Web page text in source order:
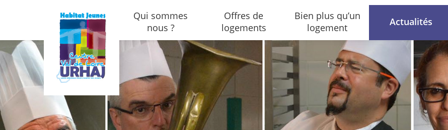
Qui sommes
nous ?
Offres de
logements
Bien plus qu’un
logement
Actualités